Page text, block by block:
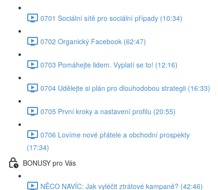
0701 Sociální sítě pro sociální případy (10:34)
0702 Organický Facebook (62:47)
0703 Pomáhejte lidem. Vyplatí se to! (12:16)
0704 Udělejte si plán pro dlouhodobou strategii (16:33)
0705 První kroky a nastavení profilu (20:55)
0706 Lovíme nové přátele a obchodní prospekty
(17:34)
BONUSY pro Vás
NĚCO NAVÍC: Jak vyléčit ztrátové kampaně? (42:46)